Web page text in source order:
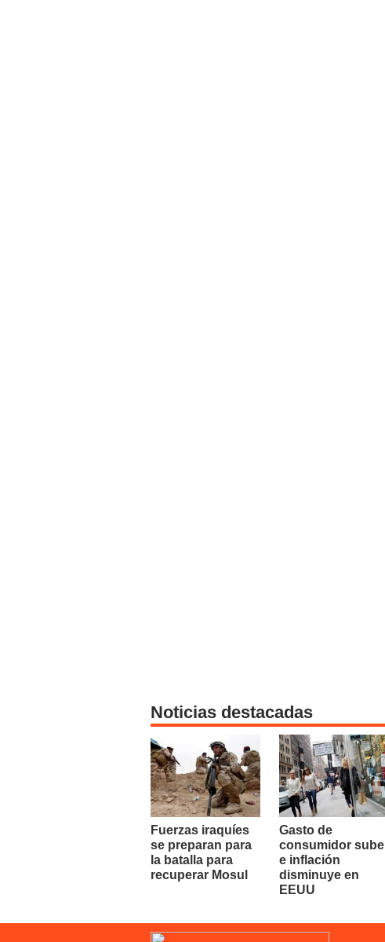
Noticias destacadas
Fuerzas iraquíes
se preparan para
la batalla para
recuperar Mosul
Gasto de
consumidor sube
e inflación
disminuye en
EEUU